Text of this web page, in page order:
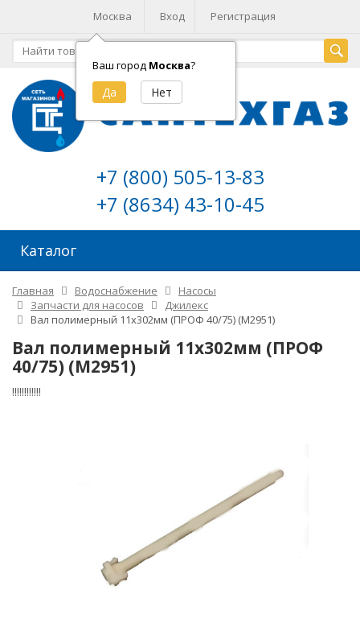
Москва
Ваш город Москва?
Вход Регистрация
+7 (800) 505-13-83
+7 (8634) 43-10-45
Каталог
Главная Водоснабжение
Насосы
Запчасти для насосов
Джилекс
Вал полимерный 11х302мм (ПРОФ 40/75) (М2951)
Вал полимерный 11х302мм (ПРОФ
40/75) (М2951)
!!!!!!!!!!!!